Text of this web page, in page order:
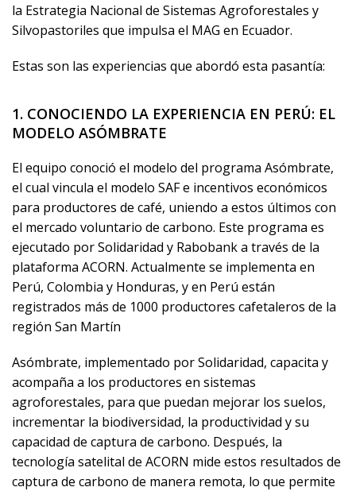
la Estrategia Nacional de Sistemas Agroforestales y
Silvopastoriles que impulsa el MAG en Ecuador.
Estas son las experiencias que abordó esta pasantía:
1. CONOCIENDO LA EXPERIENCIA EN PERÚ: EL
MODELO ASÓMBRATE
El equipo conoció el modelo del programa Asómbrate,
el cual vincula el modelo SAF e incentivos económicos
para productores de café, uniendo a estos últimos con
el mercado voluntario de carbono. Este programa es
ejecutado por Solidaridad y Rabobank a través de la
plataforma ACORN. Actualmente se implementa en
Perú, Colombia y Honduras, y en Perú están
registrados más de 1000 productores cafetaleros de la
región San Martín
Asómbrate, implementado por Solidaridad, capacita y
acompaña a los productores en sistemas
agroforestales, para que puedan mejorar los suelos,
incrementar la biodiversidad, la productividad y su
capacidad de captura de carbono. Después, la
tecnología satelital de ACORN mide estos resultados de
captura de carbono de manera remota, lo que permite